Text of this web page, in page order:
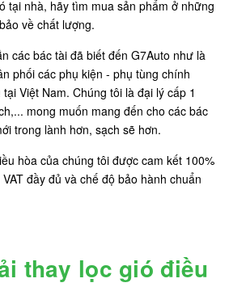
tại nhà, hãy tìm mua sản phẩm ở những
về chất lượng.
các bác tài đã biết đến G7Auto như là
phối các phụ kiện - phụ tùng chính
Việt Nam. Chúng tôi là đại lý cấp 1
mong muốn mang đến cho các bác
trong lành hơn, sạch sẽ hơn.
hòa của chúng tôi được cam kết 100%
đầy đủ và chế độ bảo hành chuẩn
thay lọc gió điều